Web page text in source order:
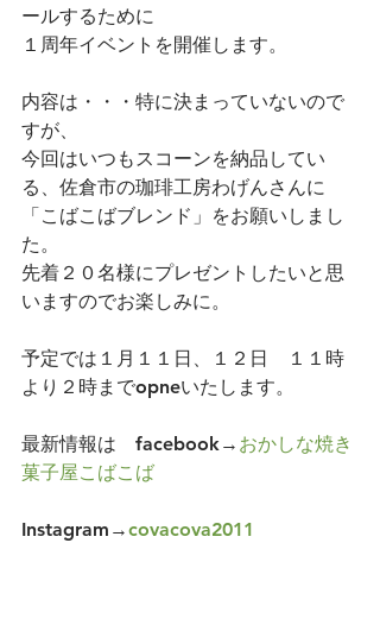
ールするために
１周年イベントを開催します。
内容は・・・特に決まっていないので
すが、
今回はいつもスコーンを納品してい
る、佐倉市の珈琲工房わげんさんに
「こばこばブレンド」をお願いしまし
た。
先着２０名様にプレゼントしたいと思
いますのでお楽しみに。
予定では１月１１日、１２日　１１時
より２時までopneいたします。
最新情報は　facebook→ おかしな焼き
菓子屋こばこば
Instagram→covacova2011